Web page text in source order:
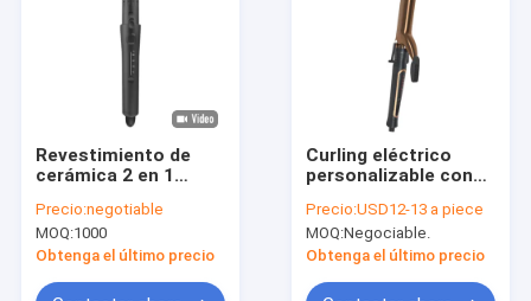
Revestimiento de
cerámica 2 en 1
el cabello Todos los
tipos de cabello
Limpiador de pelo
Precio:negotiable
MOQ:1000
Obtenga el último precio
Curling eléctrico
personalizable con
temperatura
inteligente NTC
Precio:USD12-13 a piece
MOQ:Negociable.
Obtenga el último precio